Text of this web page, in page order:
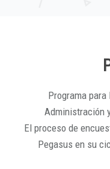
Programa
Administración
El proceso de
Pegasus en su